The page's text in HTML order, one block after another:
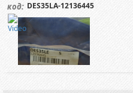
код: DES35LA-12136445